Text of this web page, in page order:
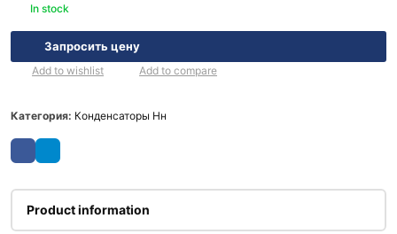
In stock
Запросить цену
Add to wishlist Add to compare
Категория: Конденсаторы Нн
Product information